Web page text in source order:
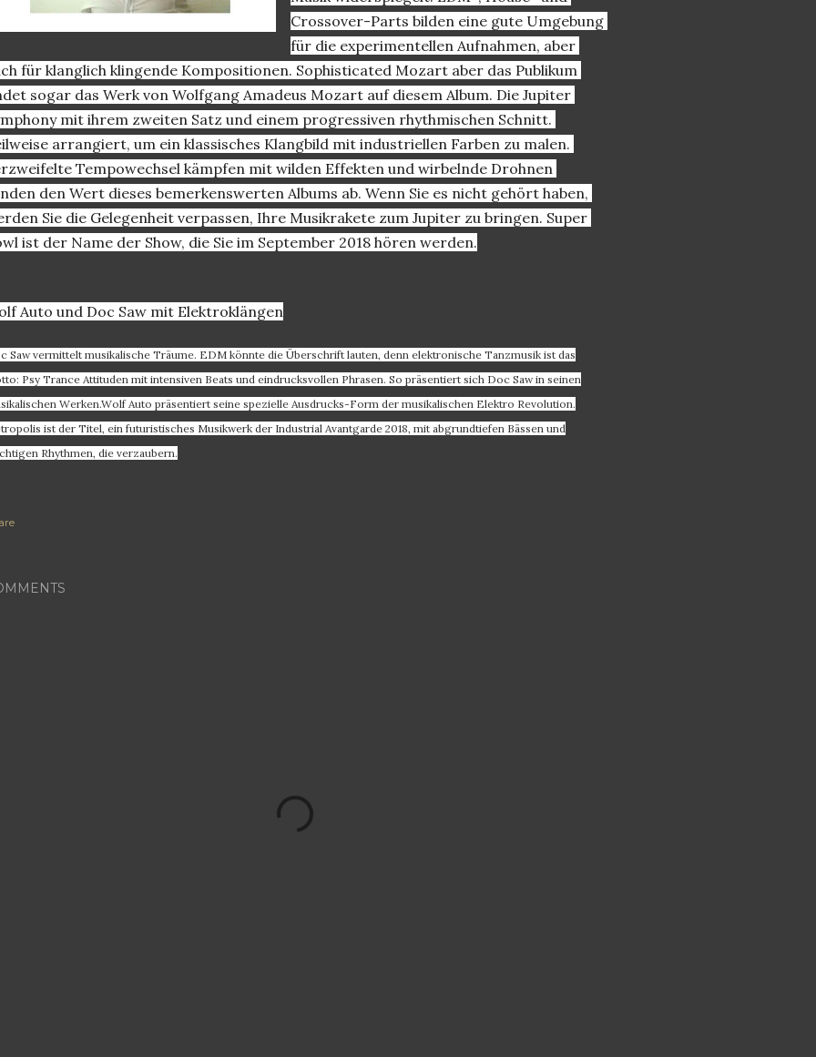
Crossover-Parts bilden eine gute Umgebung
für die experimentellen Aufnahmen, aber
für klanglich klingende Kompositionen. Sophisticated Mozart aber das Publikum
sogar das Werk von Wolfgang Amadeus Mozart auf diesem Album. Die Jupiter
mit ihrem zweiten Satz und einem progressiven rhythmischen Schnitt.
arrangiert, um ein klassisches Klangbild mit industriellen Farben zu malen.
Tempowechsel kämpfen mit wilden Effekten und wirbelnde Drohnen
den Wert dieses bemerkenswerten Albums ab. Wenn Sie es nicht gehört haben,
Sie die Gelegenheit verpassen, Ihre Musikrakete zum Jupiter zu bringen. Super
ist der Name der Show, die Sie im September 2018 hören werden.
Auto und Doc Saw mit Elektroklängen
Saw vermittelt musikalische Träume. EDM könnte die Überschrift lauten, denn elektronische Tanzmusik ist das
Psy Trance Attituden mit intensiven Beats und eindrucksvollen Phrasen. So präsentiert sich Doc Saw in seinen
Werken.Wolf Auto präsentiert seine spezielle Ausdrucks-Form der musikalischen Elektro Revolution.
ist der Titel, ein futuristisches Musikwerk der Industrial Avantgarde 2018, mit abgrundtiefen Bässen und
Rhythmen, die verzaubern.